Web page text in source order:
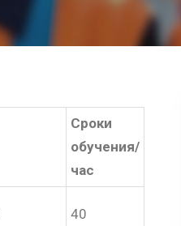
Сроки
обучения/
час
40